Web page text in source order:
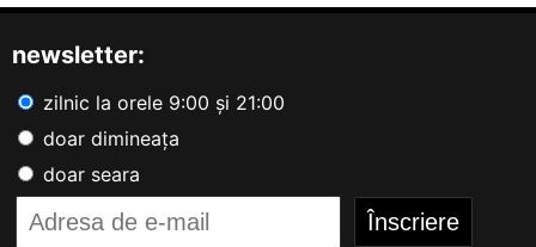
newsletter:
zilnic la orele 9:00 și 21:00
doar dimineața
doar seara